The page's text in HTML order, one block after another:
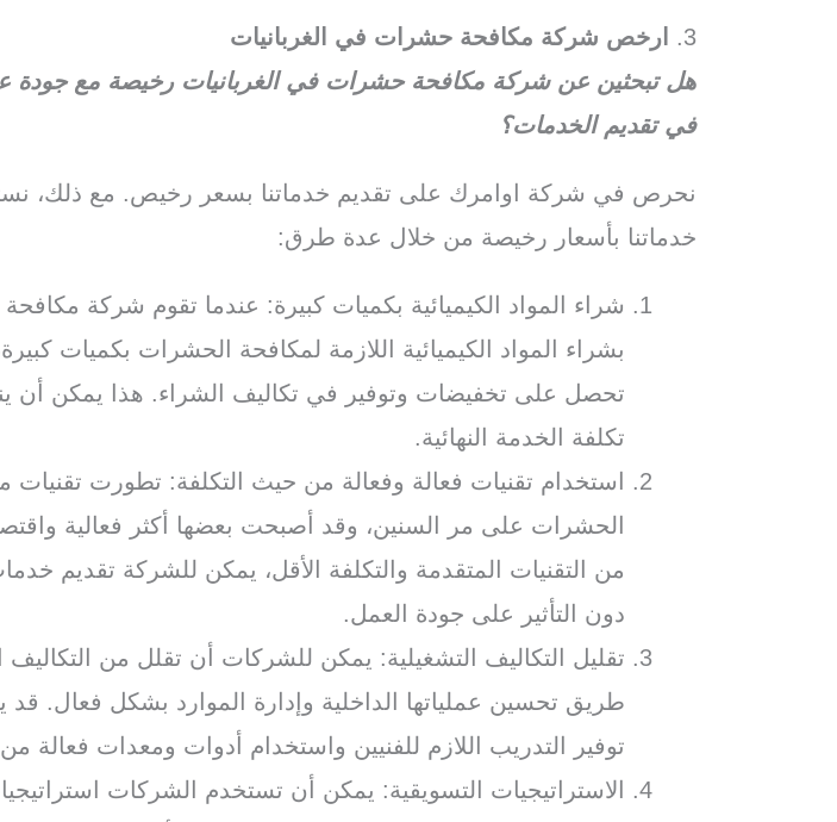
3.
ارخص شركة مكافحة حشرات في الغربانيات
هل تبحثين عن شركة مكافحة حشرات في الغربانيات رخيصة مع جودة
في تقديم الخدمات؟
نحرص في شركة اوامرك على تقديم خدماتنا بسعر رخيص. مع ذلك،
خدماتنا بأسعار رخيصة من خلال عدة طرق:
شراء المواد الكيميائية بكميات كبيرة: عندما تقوم شركة
بشراء المواد الكيميائية اللازمة لمكافحة الحشرات بكميات
تحصل على تخفيضات وتوفير في تكاليف الشراء. هذا يمكن أن
تكلفة الخدمة النهائية.
استخدام تقنيات فعالة وفعالة من حيث التكلفة: تطورت تقنيات
الحشرات على مر السنين، وقد أصبحت بعضها أكثر فعالية
من التقنيات المتقدمة والتكلفة الأقل، يمكن للشركة تقديم
دون التأثير على جودة العمل.
تقليل التكاليف التشغيلية: يمكن للشركات أن تقلل من التكاليف
طريق تحسين عملياتها الداخلية وإدارة الموارد بشكل فعال.
توفير التدريب اللازم للفنيين واستخدام أدوات ومعدات فعالة
الاستراتيجيات التسويقية: يمكن أن تستخدم الشركات